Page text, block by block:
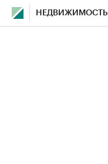
НЕДВИЖИМОСТЬ